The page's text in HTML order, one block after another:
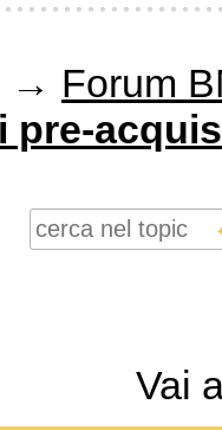
→ Forum
pre-
Vai